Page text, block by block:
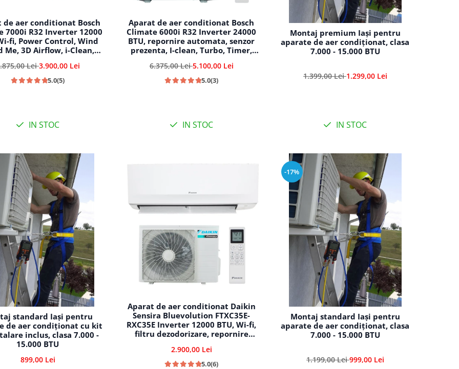
de aer conditionat Bosch
7000i R32 Inverter 12000
fi, Power Control, Wind
Me, 3D Airflow, i-Clean,
W 35 E
Lei3.900,00 Lei
5.0(5)
IN STOC
Aparat de aer conditionat Bosch
Climate 6000i R32 Inverter 24000
BTU, repornire automata, senzor
prezenta, I-clean, Turbo, Timer,
CL6001i 70 E
6.375,00 Lei5.100,00 Lei
5.0(3)
IN STOC
Montaj premium Iași pentru
aparate de aer condiționat, clasa
7.000 - 15.000 BTU
1.399,00 Lei1.299,00 Lei
IN STOC
standard Iași pentru
de aer condiționat cu kit
inclus, clasa 7.000 -
15.000 BTU
899,00 Lei
Aparat de aer conditionat Daikin
Sensira Bluevolution FTXC35E-
RXC35E Inverter 12000 BTU, Wi-fi,
filtru dezodorizare, repornire
comutare automata racire-
incalzire
2.900,00 Lei
5.0(6)
-17%
Montaj standard Iași pentru
aparate de aer condiționat, clasa
7.000 - 15.000 BTU
1.199,00 Lei999,00 Lei